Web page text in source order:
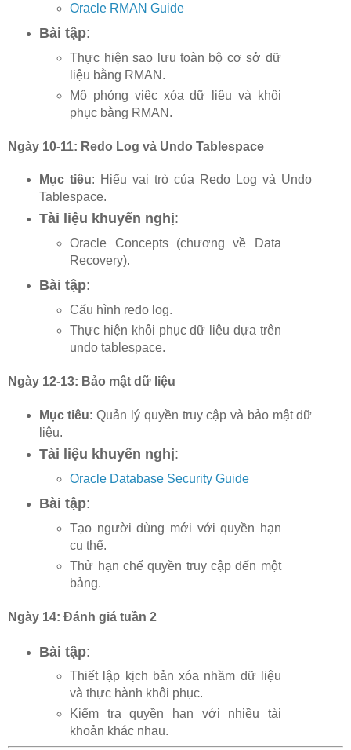
Oracle RMAN Guide
Bài tập:
Thực hiện sao lưu toàn bộ cơ sở dữ
liệu bằng RMAN.
Mô phỏng việc xóa dữ liệu và khôi
phục bằng RMAN.
Ngày 10-11: Redo Log và Undo Tablespace
Mục tiêu: Hiểu vai trò của Redo Log và Undo
Tablespace.
Tài liệu khuyến nghị:
Oracle Concepts (chương về Data
Recovery).
Bài tập:
Cấu hình redo log.
Thực hiện khôi phục dữ liệu dựa trên
undo tablespace.
Ngày 12-13: Bảo mật dữ liệu
Mục tiêu: Quản lý quyền truy cập và bảo mật dữ
liệu.
Tài liệu khuyến nghị:
Oracle Database Security Guide
Bài tập:
Tạo người dùng mới với quyền hạn
cụ thể.
Thử hạn chế quyền truy cập đến một
bảng.
Ngày 14: Đánh giá tuần 2
Bài tập:
Thiết lập kịch bản xóa nhầm dữ liệu
và thực hành khôi phục.
Kiểm tra quyền hạn với nhiều tài
khoản khác nhau.